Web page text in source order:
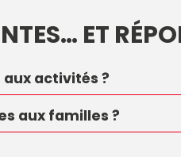
ET
activités ?
aux familles ?